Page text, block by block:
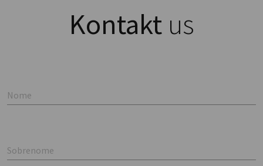
Kontakt us
Nome
Sobrenome